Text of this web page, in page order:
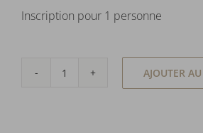
Inscription pour 1 personne
quantité
AJOUTER